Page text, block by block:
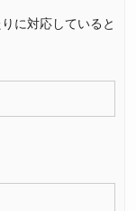
に対応していると